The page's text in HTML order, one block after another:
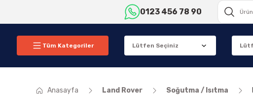
0123 456 78 90
Tüm Kategoriler
Anasayfa Land Rover Soğutma / Isıtma